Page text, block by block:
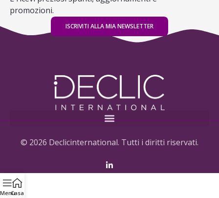
promozioni.
ISCRIVITI ALLA MIA NEWSLETTER
© 2026 Declicinternational. Tutti i diritti riservati.
MenuCasa